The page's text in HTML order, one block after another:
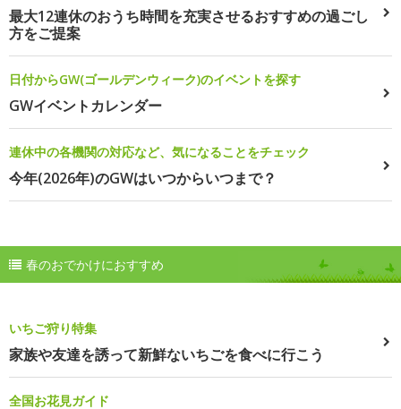
最大12連休のおうち時間を充実させるおすすめの過ごし
方をご提案
日付からGW(ゴールデンウィーク)のイベントを探す
GWイベントカレンダー
連休中の各機関の対応など、気になることをチェック
今年(2026年)のGWはいつからいつまで？
春のおでかけにおすすめ
いちご狩り特集
家族や友達を誘って新鮮ないちごを食べに行こう
全国お花見ガイド